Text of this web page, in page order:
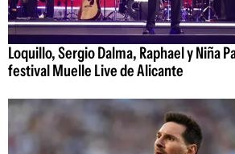
Loquillo, Sergio Dalma, Raphael y Niña
festival Muelle Live de Alicante